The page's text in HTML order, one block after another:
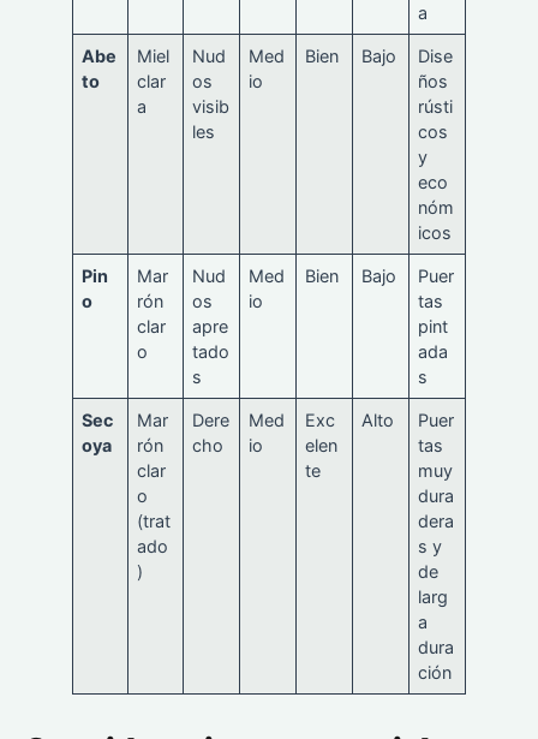
a
Abe
to
Miel
clar
a
Nud
os
visib
les
Med
io
Bien Bajo
Dise
ños
rústi
cos
y
eco
nóm
icos
Pin
o
Mar
rón
clar
o
Nud
os
apre
tado
s
Med
io
Bien Bajo
Puer
tas
pint
ada
s
Sec
oya
Mar
rón
clar
o
(trat
ado
)
Dere
cho
Med
io
Exc
elen
te
Alto
Puer
tas
muy
dura
dera
s y
de
larg
a
dura
ción